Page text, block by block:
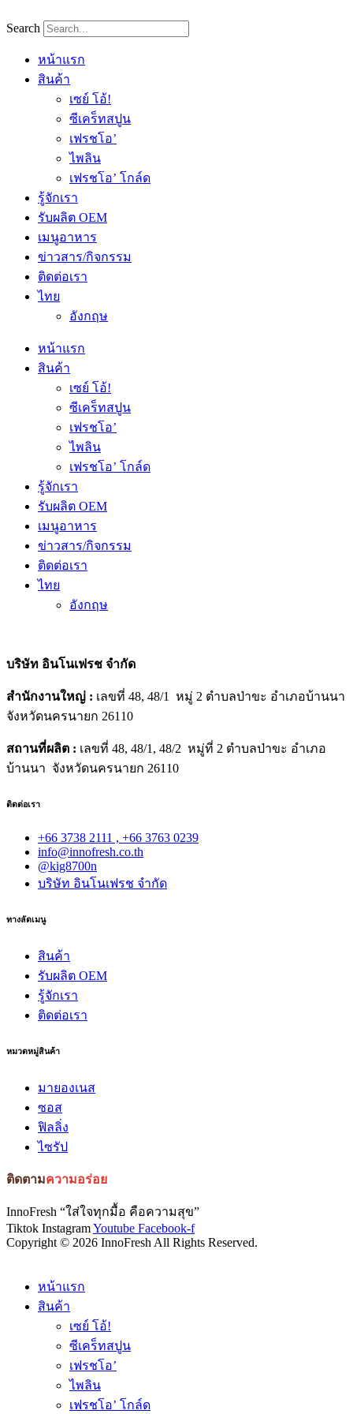
to
Search
หน้าแรก
สินค้า
เซย์ โอ้!
ซีเคร็ทสปูน
เฟรชโอ’
ไพลิน
เฟรชโอ’ โกล์ด
รู้จักเรา
รับผลิต OEM
เมนูอาหาร
ข่าวสาร/กิจกรรม
ติดต่อเรา
ไทย
อังกฤษ
หน้าแรก
สินค้า
เซย์ โอ้!
ซีเคร็ทสปูน
เฟรชโอ’
ไพลิน
เฟรชโอ’ โกล์ด
รู้จักเรา
รับผลิต OEM
เมนูอาหาร
ข่าวสาร/กิจกรรม
ติดต่อเรา
ไทย
อังกฤษ
บริษัท อินโนเฟรช จำกัด
สำนักงานใหญ่ : เลขที่ 48, 48/1 หมู่ 2 ตำบลป่าขะ อำเภอบ้านนา
จังหวัดนครนายก 26110
สถานที่ผลิต : เลขที่ 48, 48/1, 48/2 หมู่ที่ 2 ตำบลป่าขะ อำเภอ
บ้านนา จังหวัดนครนายก 26110
ติดต่อเรา
+66 3738 2111 , +66 3763 0239
info@innofresh.co.th
@kig8700n
บริษัท อินโนเฟรช จำกัด
ทางลัดเมนู
สินค้า
รับผลิต OEM
รู้จักเรา
ติดต่อเรา
หมวดหมู่สินค้า
มายองเนส
ซอส
ฟิลลิ่ง
ไซรัป
ติดตามความอร่อย
InnoFresh “ใส่ใจทุกมื้อ คือความสุข”
Tiktok InstagramYoutube Facebook-f
Copyright © 2026 InnoFresh All Rights Reserved.
หน้าแรก
สินค้า
เซย์ โอ้!
ซีเคร็ทสปูน
เฟรชโอ’
ไพลิน
เฟรชโอ’ โกล์ด